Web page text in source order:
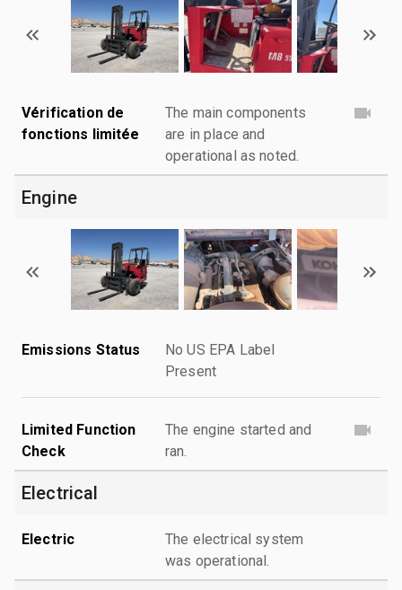
Vérification de
fonctions limitée
The main components
are in place and
operational as noted.
Engine
Emissions Status
No US EPA Label
Present
Limited Function
Check
The engine started and
ran.
Electrical
Electric
The electrical system
was operational.